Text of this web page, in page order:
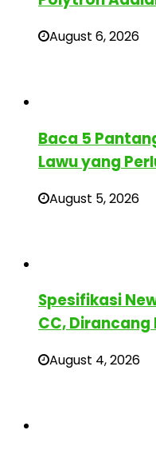
August 6, 2026
Baca 5
Lawu yang
August 5, 2026
Spesifikasi
CC, Dirancang
August 4, 2026